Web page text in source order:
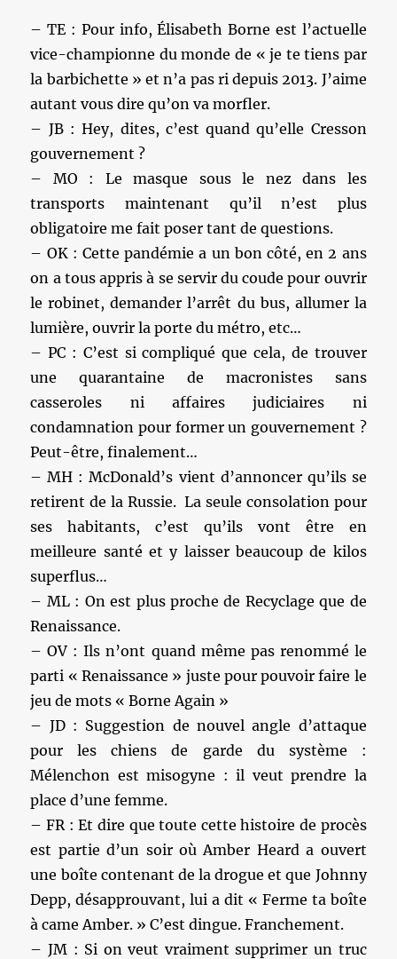
– TE : Pour info, Élisabeth Borne est l’actuelle
vice-championne du monde de « je te tiens par
la barbichette » et n’a pas ri depuis 2013. J’aime
autant vous dire qu’on va morfler.
– JB : Hey, dites, c’est quand qu’elle Cresson
gouvernement ?
– MO : Le masque sous le nez dans les
transports maintenant qu’il n’est plus
obligatoire me fait poser tant de questions.
– OK : Cette pandémie a un bon côté, en 2 ans
on a tous appris à se servir du coude pour ouvrir
le robinet, demander l’arrêt du bus, allumer la
lumière, ouvrir la porte du métro, etc…
– PC : C’est si compliqué que cela, de trouver
une quarantaine de macronistes sans
casseroles ni affaires judiciaires ni
condamnation pour former un gouvernement ?
Peut-être, finalement…
– MH : McDonald’s vient d’annoncer qu’ils se
retirent de la Russie. La seule consolation pour
ses habitants, c’est qu’ils vont être en
meilleure santé et y laisser beaucoup de kilos
superflus…
– ML : On est plus proche de Recyclage que de
Renaissance.
– OV : Ils n’ont quand même pas renommé le
parti « Renaissance » juste pour pouvoir faire le
jeu de mots « Borne Again »
– JD : Suggestion de nouvel angle d’attaque
pour les chiens de garde du système :
Mélenchon est misogyne : il veut prendre la
place d’une femme.
– FR : Et dire que toute cette histoire de procès
est partie d’un soir où Amber Heard a ouvert
une boîte contenant de la drogue et que Johnny
Depp, désapprouvant, lui a dit « Ferme ta boîte
à came Amber. » C’est dingue. Franchement.
– JM : Si on veut vraiment supprimer un truc